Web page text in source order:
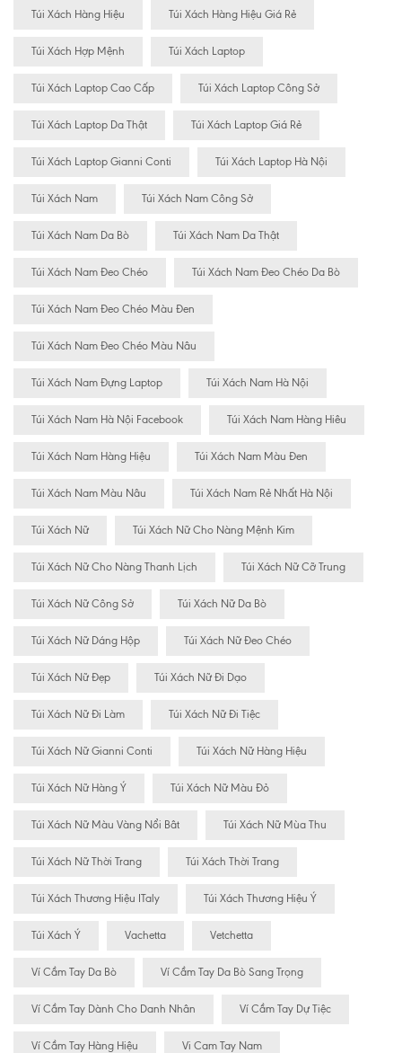
Túi Xách Hàng Hiệu Túi Xách Hàng Hiệu Giá Rẻ
Túi Xách Hợp Mệnh Túi Xách Laptop
Túi Xách Laptop Cao Cấp Túi Xách Laptop Công Sở
Túi Xách Laptop Da Thật Túi Xách Laptop Giá Rẻ
Túi Xách Laptop Gianni Conti Túi Xách Laptop Hà Nội
Túi Xách Nam Túi Xách Nam Công Sở
Túi Xách Nam Da Bò Túi Xách Nam Da Thật
Túi Xách Nam Đeo Chéo Túi Xách Nam Đeo Chéo Da Bò
Túi Xách Nam Đeo Chéo Màu Đen
Túi Xách Nam Đeo Chéo Màu Nâu
Túi Xách Nam Đựng Laptop Túi Xách Nam Hà Nội
Túi Xách Nam Hà Nội Facebook Túi Xách Nam Hàng Hiêu
Túi Xách Nam Hàng Hiệu Túi Xách Nam Màu Đen
Túi Xách Nam Màu Nâu Túi Xách Nam Rẻ Nhất Hà Nội
Túi Xách Nữ Túi Xách Nữ Cho Nàng Mệnh Kim
Túi Xách Nữ Cho Nàng Thanh Lịch Túi Xách Nữ Cỡ Trung
Túi Xách Nữ Công Sở Túi Xách Nữ Da Bò
Túi Xách Nữ Dáng Hộp Túi Xách Nữ Đeo Chéo
Túi Xách Nữ Đẹp Túi Xách Nữ Đi Dạo
Túi Xách Nữ Đi Làm Túi Xách Nữ Đi Tiệc
Túi Xách Nữ Gianni Conti Túi Xách Nữ Hàng Hiệu
Túi Xách Nữ Hàng Ý Túi Xách Nữ Màu Đỏ
Túi Xách Nữ Màu Vàng Nổi Bât Túi Xách Nữ Mùa Thu
Túi Xách Nữ Thời Trang Túi Xách Thời Trang
Túi Xách Thương Hiệu ITaly Túi Xách Thương Hiệu Ý
Túi Xách Ý Vachetta Vetchetta
Ví Cầm Tay Da Bò Ví Cầm Tay Da Bò Sang Trọng
Ví Cầm Tay Dành Cho Danh Nhân Ví Cầm Tay Dự Tiệc
Ví Cầm Tay Hàng Hiệu Vi Cam Tay Nam